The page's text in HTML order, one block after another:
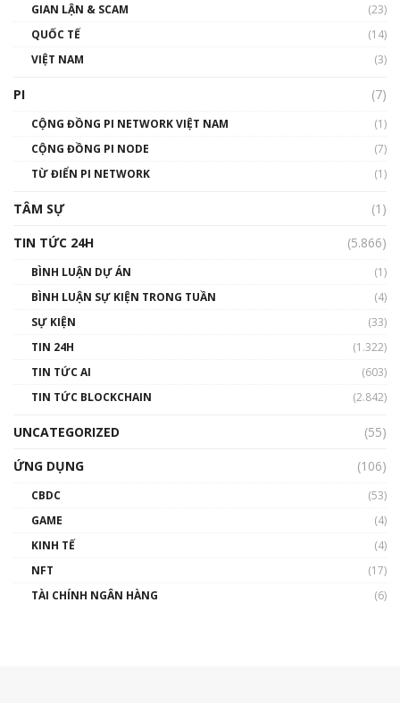
gió ấm
Talkshow 14: MemeCoin – Trò đùa tỷ đô
01:29:26
GIAN LẬN & SCAM
(23)
QUỐC TẾ
(14)
VIỆT NAM
(3)
PI (7)
CỘNG ĐỒNG PI NETWORK VIỆT NAM
(1)
CỘNG ĐỒNG PI NODE
(7)
TỪ ĐIỂN PI NETWORK
(1)
TÂM SỰ
(1)
TIN TỨC 24H
(5.866)
BÌNH LUẬN DỰ ÁN
(1)
BÌNH LUẬN SỰ KIỆN TRONG TUẦN
(4)
SỰ KIỆN
(33)
TIN 24H
(1.322)
TIN TỨC AI
(603)
TIN TỨC BLOCKCHAIN
(2.842)
UNCATEGORIZED
(55)
ỨNG DỤNG
(106)
CBDC
(53)
GAME
(4)
KINH TẾ
(4)
NFT
(17)
TÀI CHÍNH NGÂN HÀNG
(6)